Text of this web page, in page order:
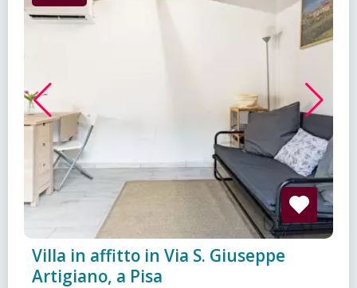
Villa in affitto in Via S. Giuseppe
Artigiano, a Pisa